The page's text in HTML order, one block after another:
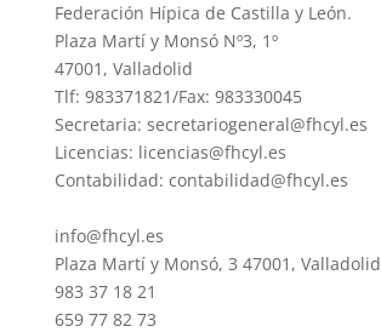
Federación Hípica de Castilla y León.
Plaza Martí y Monsó Nº3, 1º
47001, Valladolid
Tlf: 983371821/Fax: 983330045
Secretaria: secretariogeneral@fhcyl.es
Licencias: licencias@fhcyl.es
Contabilidad: contabilidad@fhcyl.es
info@fhcyl.es
Plaza Martí y Monsó, 3 47001, Valladolid
983 37 18 21
659 77 82 73